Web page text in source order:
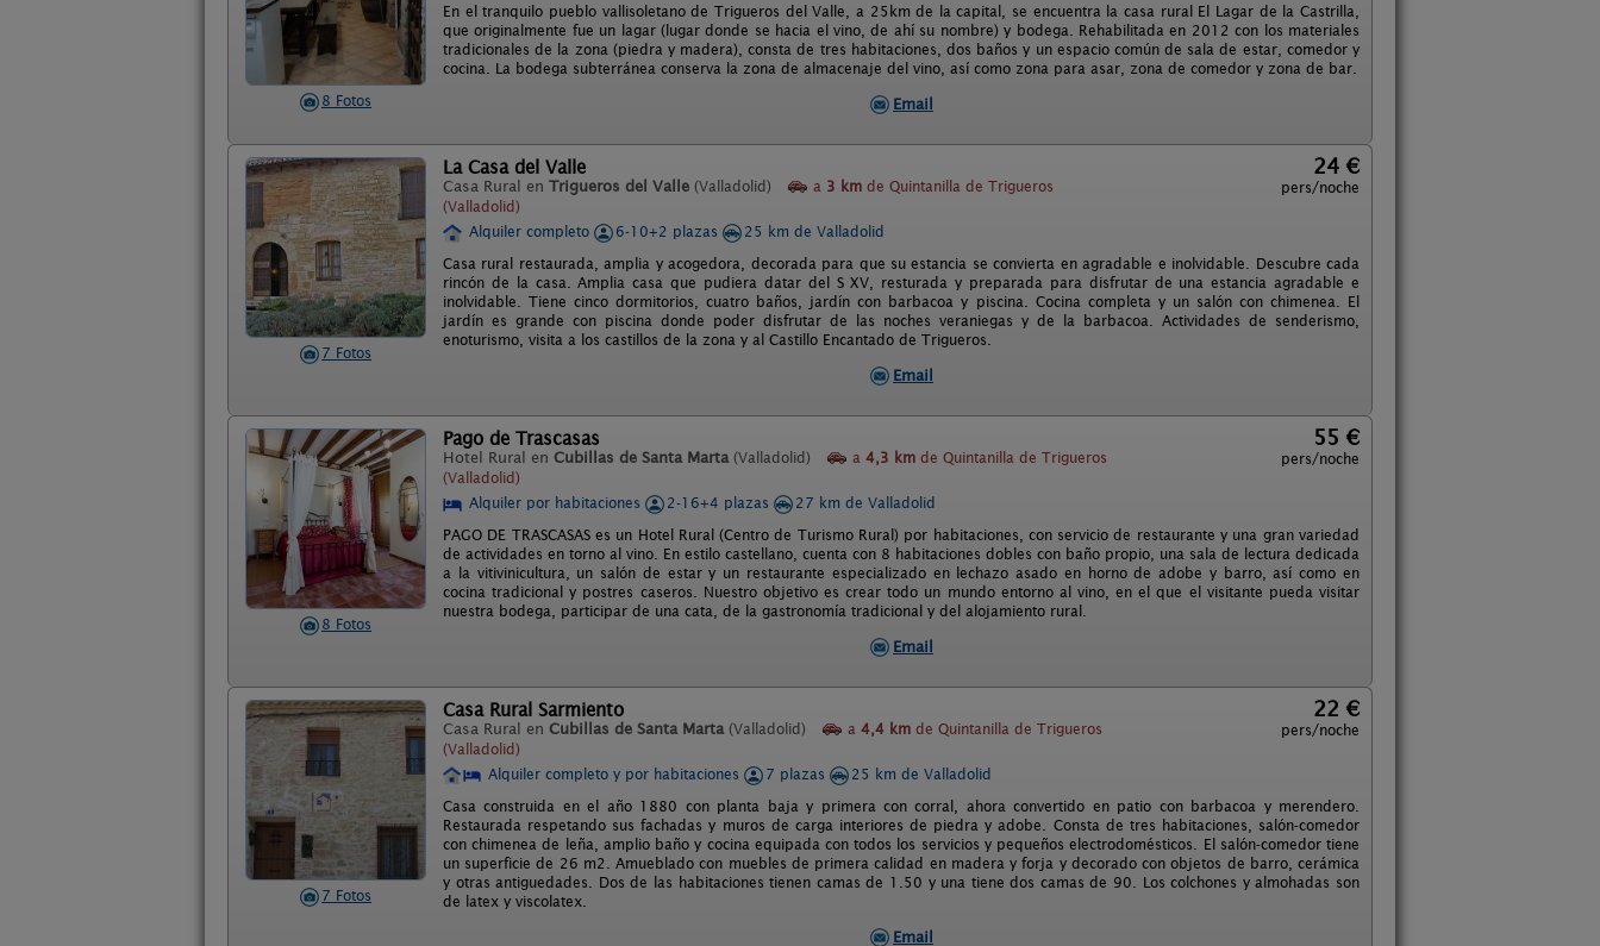
8 Fotos
En el tranquilo pueblo vallisoletano de Trigueros del Valle, a 25km de la capital, se encuentra la casa rural El Lagar de la Castrilla,
que originalmente fue un lagar (lugar donde se hacia el vino, de ahí su nombre) y bodega. Rehabilitada en 2012 con los materiales
tradicionales de la zona (piedra y madera), consta de tres habitaciones, dos baños y un espacio común de sala de estar, comedor y
cocina. La bodega subterránea conserva la zona de almacenaje del vino, así como zona para asar, zona de comedor y zona de bar.
Email
7 Fotos
La Casa del Valle
Casa Rural en Trigueros del Valle (Valladolid) a 3 km de Quintanilla de Trigueros
(Valladolid)
24 €
pers/noche
Alquiler completo 6-10+2 plazas
25 km de Valladolid
Casa rural restaurada, amplia y acogedora, decorada para que su estancia se convierta en agradable e inolvidable. Descubre cada
rincón de la casa. Amplia casa que pudiera datar del S XV, resturada y preparada para disfrutar de una estancia agradable e
inolvidable. Tiene cinco dormitorios, cuatro baños, jardín con barbacoa y piscina. Cocina completa y un salón con chimenea. El
jardín es grande con piscina donde poder disfrutar de las noches veraniegas y de la barbacoa. Actividades de senderismo,
enoturismo, visita a los castillos de la zona y al Castillo Encantado de Trigueros.
Email
8 Fotos
Pago de Trascasas
Hotel Rural en Cubillas de Santa Marta (Valladolid) a 4,3 km de Quintanilla de Trigueros
(Valladolid)
55 €
pers/noche
Alquiler por habitaciones 2-16+4 plazas
27 km de Valladolid
PAGO DE TRASCASAS es un Hotel Rural (Centro de Turismo Rural) por habitaciones, con servicio de restaurante y una gran variedad
de actividades en torno al vino. En estilo castellano, cuenta con 8 habitaciones dobles con baño propio, una sala de lectura dedicada
a la vitivinicultura, un salón de estar y un restaurante especializado en lechazo asado en horno de adobe y barro, así como en
cocina tradicional y postres caseros. Nuestro objetivo es crear todo un mundo entorno al vino, en el que el visitante pueda visitar
nuestra bodega, participar de una cata, de la gastronomía tradicional y del alojamiento rural.
Email
7 Fotos
Casa Rural Sarmiento
Casa Rural en Cubillas de Santa Marta (Valladolid) a 4,4 km de Quintanilla de Trigueros
(Valladolid)
22 €
pers/noche
Alquiler completo y por habitaciones 7 plazas
25 km de Valladolid
Casa construida en el año 1880 con planta baja y primera con corral, ahora convertido en patio con barbacoa y merendero.
Restaurada respetando sus fachadas y muros de carga interiores de piedra y adobe. Consta de tres habitaciones, salón-comedor
con chimenea de leña, amplio baño y cocina equipada con todos los servicios y pequeños electrodomésticos. El salón-comedor tiene
un superficie de 26 m2. Amueblado con muebles de primera calidad en madera y forja y decorado con objetos de barro, cerámica
y otras antiguedades. Dos de las habitaciones tienen camas de 1.50 y una tiene dos camas de 90. Los colchones y almohadas son
de latex y viscolatex.
Email